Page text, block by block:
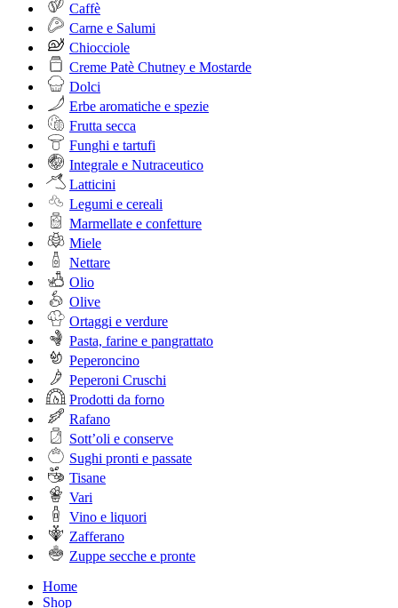
Caffè
Carne e Salumi
Chiocciole
Creme Patè Chutney e Mostarde
Dolci
Erbe aromatiche e spezie
Frutta secca
Funghi e tartufi
Integrale e Nutraceutico
Latticini
Legumi e cereali
Marmellate e confetture
Miele
Nettare
Olio
Olive
Ortaggi e verdure
Pasta, farine e pangrattato
Peperoncino
Peperoni Cruschi
Prodotti da forno
Rafano
Sott’oli e conserve
Sughi pronti e passate
Tisane
Vari
Vino e liquori
Zafferano
Zuppe secche e pronte
Home
Shop